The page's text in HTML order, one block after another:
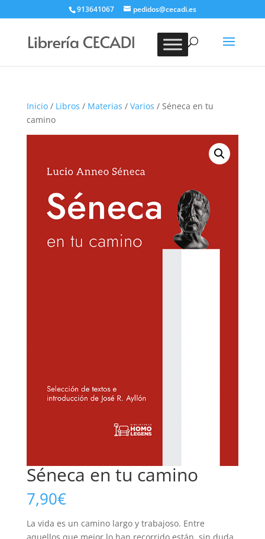
913641067 pedidos@cecadi.es
BUSCAR
Inicio/ Libros / Materias / Varios / Séneca en tu
camino
Séneca en tu camino
7,90€
La vida es un camino largo y trabajoso. Entre